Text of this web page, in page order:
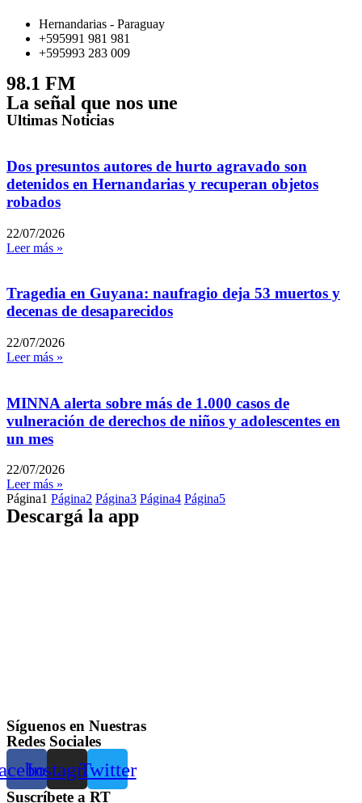
Hernandarias - Paraguay
+595991 981 981
+595993 283 009
98.1 FM
La señal que nos une
Ultimas Noticias
Dos presuntos autores de hurto agravado son
detenidos en Hernandarias y recuperan objetos
robados
22/07/2026
Leer más »
Tragedia en Guyana: naufragio deja 53 muertos y
decenas de desaparecidos
22/07/2026
Leer más »
MINNA alerta sobre más de 1.000 casos de
vulneración de derechos de niños y adolescentes en
un mes
22/07/2026
Leer más »
Página1 Página2 Página3 Página4 Página5
Descargá la app
Síguenos en Nuestras
Redes Sociales
InstagramTwitter
Suscríbete a RT